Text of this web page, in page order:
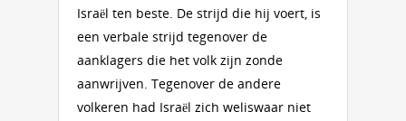
Israël ten beste. De strijd die hij voert, is
een verbale strijd tegenover de
aanklagers die het volk zijn zonde
aanwrijven. Tegenover de andere
volkeren had Israël zich weliswaar niet